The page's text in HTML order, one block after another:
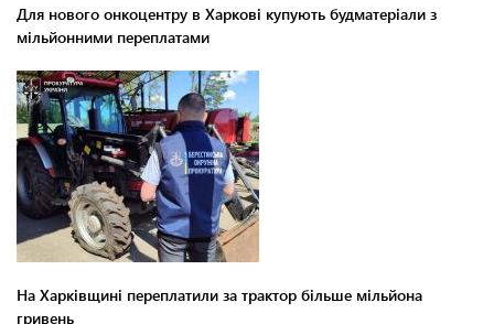
Для нового онкоцентру в Харкові купують будматеріали з
мільйонними переплатами
На Харківщині переплатили за трактор більше мільйона
гривень